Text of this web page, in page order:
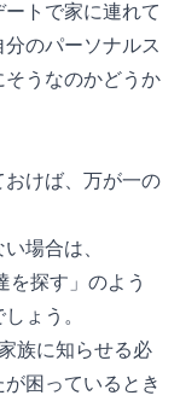
トで家に連れて
のパーソナルス
うなのかどうか
けば、万が一の
場合は、
探す」のよう
ょう。
族に知らせる必
困っているとき